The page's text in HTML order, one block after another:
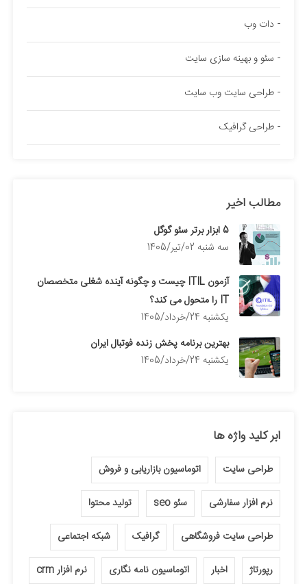
دات وب
سئو و بهینه سازی سایت
طراحی سایت وب سایت
طراحی گرافیک
مطالب اخیر
5 ابزار برتر سئو گوگل
سه شنبه 02/تیر/1405
آزمون ITIL چیست و چگونه آینده شغلی متخصصان
IT را متحول می کند؟
يكشنبه 24/خرداد/1405
بهترین برنامه پخش زنده فوتبال ایران
يكشنبه 24/خرداد/1405
ابر کلید واژه ها
طراحی سایت اتوماسیون بازاریابی و فروش
نرم افزار سفارشی سئو seo تولید محتوا
طراحی سایت فروشگاهی گرافیک شبکه اجتماعی
رپورتاژ اخبار اتوماسیون نامه نگاری نرم افزار crm